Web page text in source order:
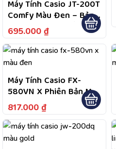
Máy Tính Casio JT-200T
Comfy Màu Đen – Bảo
Hành 7 Năm; 1 Đổi 1
Năm Đầu Nếu Lỗi Do
Nhà Sản Xuất; Hỗ Trợ
Bảo Hành 2 Chiều
695.000 ₫
Máy Tính Casio FX-
580VN X Phiên Bản Màu
Đen
817.000 ₫